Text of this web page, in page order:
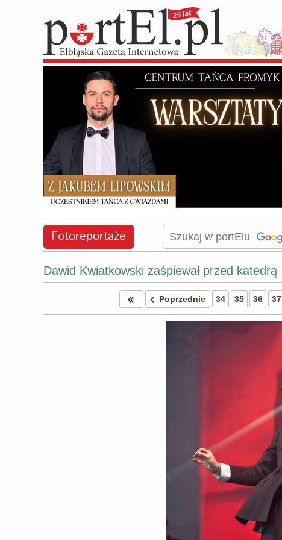
Fotoreportaże
Dawid Kwiatkowski zaśpiewał przed katedrą
Poprzednie 34 35 36 37